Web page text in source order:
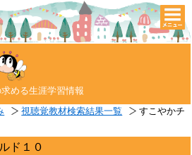
める生涯学習情報
視聴覚教材検索結果一覧
すこやかチ
ド１０